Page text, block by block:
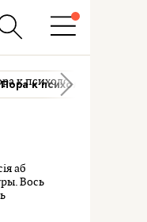
Пора к психологу